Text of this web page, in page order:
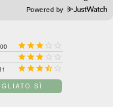
Powered by
  
  
 
SÌ